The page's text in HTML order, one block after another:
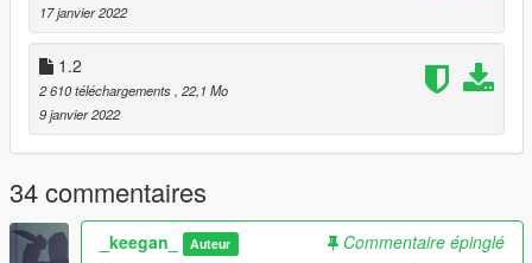
17 janvier 2022
1.2
2 610 téléchargements , 22,1 Mo
9 janvier 2022
34 commentaires
_keegan_ Auteur
Commentaire épinglé